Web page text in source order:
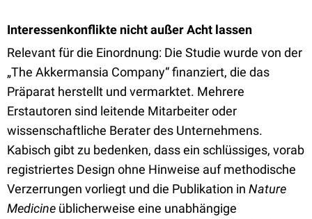
Interessenkonflikte nicht außer Acht lassen
Relevant für die Einordnung: Die Studie wurde von der
„The Akkermansia Company“ finanziert, die das
Präparat herstellt und vermarktet. Mehrere
Erstautoren sind leitende Mitarbeiter oder
wissenschaftliche Berater des Unternehmens.
Kabisch gibt zu bedenken, dass ein schlüssiges, vorab
registriertes Design ohne Hinweise auf methodische
Verzerrungen vorliegt und die Publikation in Nature
Medicine üblicherweise eine unabhängige